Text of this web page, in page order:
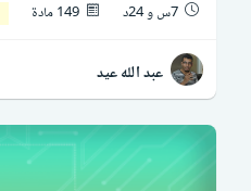
7س و 24د 149 مادة
عبد الله عيد